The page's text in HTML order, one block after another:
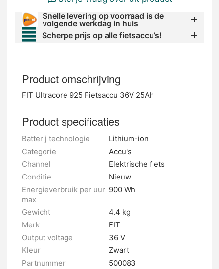
Snelle levering op voorraad is de
volgende werkdag in huis
Scherpe prijs op alle fietsaccu’s!
Product omschrijving
FIT Ultracore 925 Fietsaccu 36V 25Ah
Product specificaties
Batterij technologie
Lithium-ion
Categorie
Accu's
Channel
Elektrische fiets
Conditie
Nieuw
Energieverbruik per uur
max
900 Wh
Gewicht
4.4 kg
Merk
FIT
Output voltage
36 V
Kleur
Zwart
Partnummer
500083